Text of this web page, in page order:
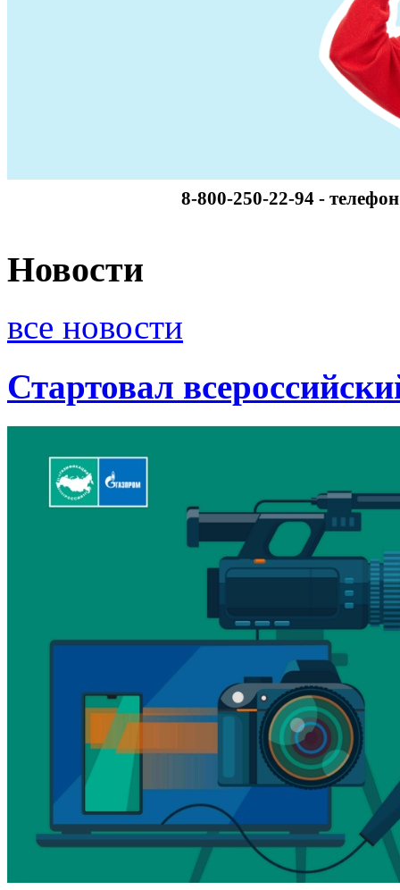
8-800-250-22-94 -
Новости
все новости
Стартовал